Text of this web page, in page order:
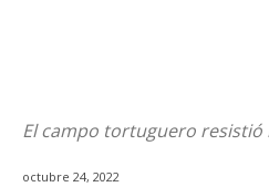
El campo tortuguero
octubre 24, 2022